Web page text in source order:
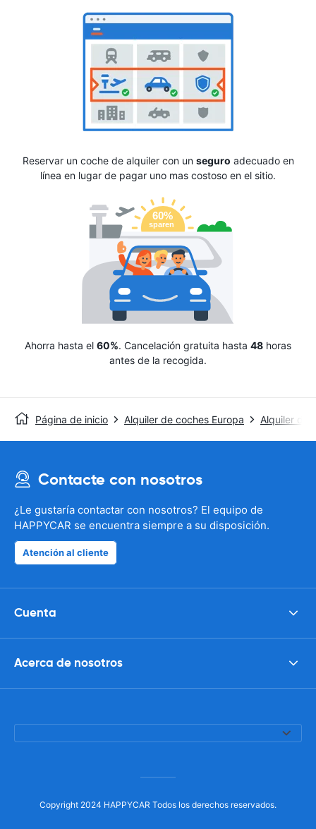
Reservar un coche de alquiler con un seguro adecuado en
línea en lugar de pagar uno mas costoso en el sitio.
Ahorra hasta el 60%. Cancelación gratuita hasta 48 horas
antes de la recogida.
Página de inicio Alquiler de coches Europa Alquiler de
Contacte con nosotros
¿Le gustaría contactar con nosotros? El equipo de
HAPPYCAR se encuentra siempre a su disposición.
Atención al cliente
Cuenta
Acerca de nosotros
Copyright 2024 HAPPYCAR Todos los derechos reservados.